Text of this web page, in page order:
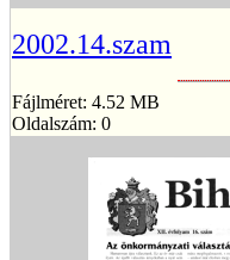
2002.14.szam
Fájlméret: 4.52 MB
Oldalszám: 0